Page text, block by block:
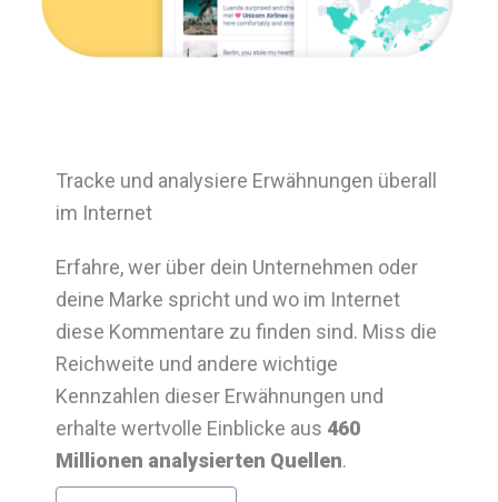
Tracke und analysiere Erwähnungen überall
im Internet
Erfahre, wer über dein Unternehmen oder
deine Marke spricht und wo im Internet
diese Kommentare zu finden sind. Miss die
Reichweite und andere wichtige
Kennzahlen dieser Erwähnungen und
erhalte wertvolle Einblicke aus 460
Millionen analysierten Quellen.